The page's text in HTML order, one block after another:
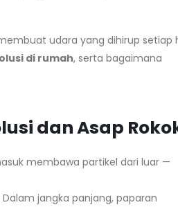
udara yang dihirup setiap
di rumah, serta bagaimana
dan Asap
membawa partikel dari luar —
jangka panjang, paparan